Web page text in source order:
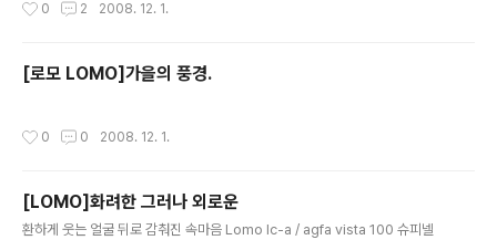
0 2 2008. 12. 1.
[로모 LOMO]가을의 풍경.
0 0 2008. 12. 1.
[LOMO]화려한 그러나 외로운
환하게 웃는 얼굴 뒤로 감춰진 속마음 Lomo lc-a / agfa vista 100 슈피넬